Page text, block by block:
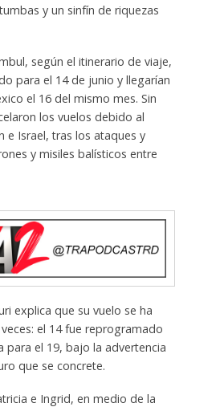
y un sinfín de riquezas
según el itinerario de viaje,
para el 14 de junio y llegarían
el 16 del mismo mes. Sin
los vuelos debido al
e Israel, tras los ataques y
y misiles balísticos entre
explica que su vuelo se ha
el 14 fue reprogramado
para el 19, bajo la advertencia
que se concrete.
e Ingrid, en medio de la